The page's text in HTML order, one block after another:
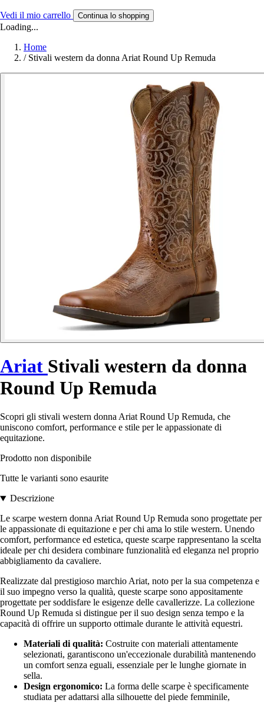
Vedi il mio carrello Continua lo shopping
Loading...
Home
/ Stivali western da donna Ariat Round Up Remuda
Ariat Stivali western da donna
Round Up Remuda
Scopri gli stivali western donna Ariat Round Up Remuda, che
uniscono comfort, performance e stile per le appassionate di
equitazione.
Prodotto non disponibile
Tutte le varianti sono esaurite
Descrizione
Le scarpe western donna Ariat Round Up Remuda sono progettate per
le appassionate di equitazione e per chi ama lo stile western. Unendo
comfort, performance ed estetica, queste scarpe rappresentano la scelta
ideale per chi desidera combinare funzionalità ed eleganza nel proprio
abbigliamento da cavaliere.
Realizzate dal prestigioso marchio Ariat, noto per la sua competenza e
il suo impegno verso la qualità, queste scarpe sono appositamente
progettate per soddisfare le esigenze delle cavallerizze. La collezione
Round Up Remuda si distingue per il suo design senza tempo e la
capacità di offrire un supporto ottimale durante le attività equestri.
Materiali di qualità: Costruite con materiali attentamente
selezionati, garantiscono un'eccezionale durabilità mantenendo
un comfort senza eguali, essenziale per le lunghe giornate in
sella.
Design ergonomico: La forma delle scarpe è specificamente
studiata per adattarsi alla silhouette del piede femminile,